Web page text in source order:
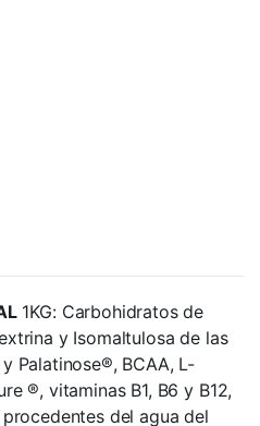
1KG: Carbohidratos de
y Isomaltulosa de las
Palatinose®, BCAA, L-
®, vitaminas B1, B6 y B12,
del agua del